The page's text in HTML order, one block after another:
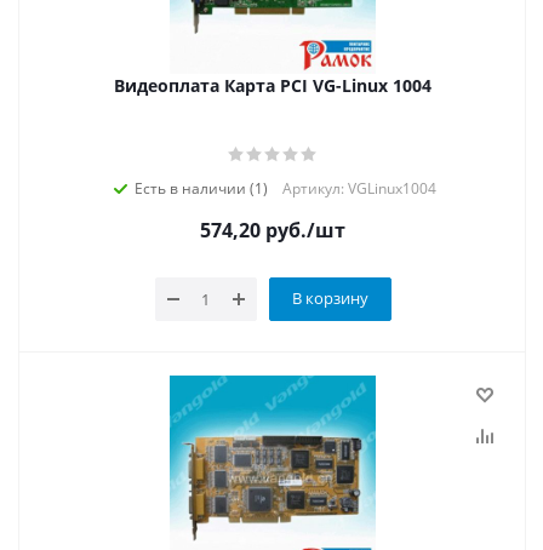
Видеоплата Карта PCI VG-Linux 1004
Есть в наличии (1) Артикул: VGLinux1004
574,20 руб./шт
В корзину